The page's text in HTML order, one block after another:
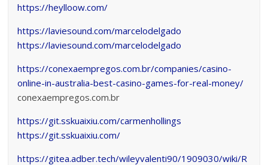
https://heylloow.com/
https://laviesound.com/marcelodelgado
https://laviesound.com/marcelodelgado
https://conexaempregos.com.br/companies/casino-
online-in-australia-best-casino-games-for-real-money/
conexaempregos.com.br
https://git.sskuaixiu.com/carmenhollings
https://git.sskuaixiu.com/
https://gitea.adber.tech/wileyvalenti90/1909030/wiki/R